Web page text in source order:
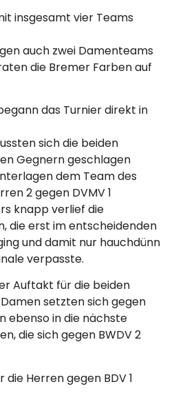
insgesamt vier Teams
auch zwei Damenteams
die Bremer Farben auf
das Turnier direkt in
sich die beiden
Gegnern geschlagen
dem Team des
2 gegen DVMV 1
knapp verlief die
die erst im entscheidenden
und damit nur hauchdünn
verpasste.
Auftakt für die beiden
setzten sich gegen
ebenso in die nächste
die sich gegen BWDV 2
Herren gegen BDV 1